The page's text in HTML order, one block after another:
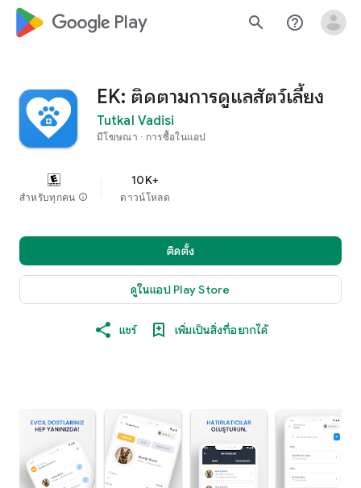
google_logo Play search help_outline
EK: ติดตามการดูแลสัตว์เลี้ยง
Tutkal Vadisi
มีโฆษณา การซื้อในแอป
สำหรับทุกคน info
10K+
ดาวน์โหลด
ติดตั้ง
ดูในแอป Play Store
แชร์ เพิ่มเป็นสิ่งที่อยากได้